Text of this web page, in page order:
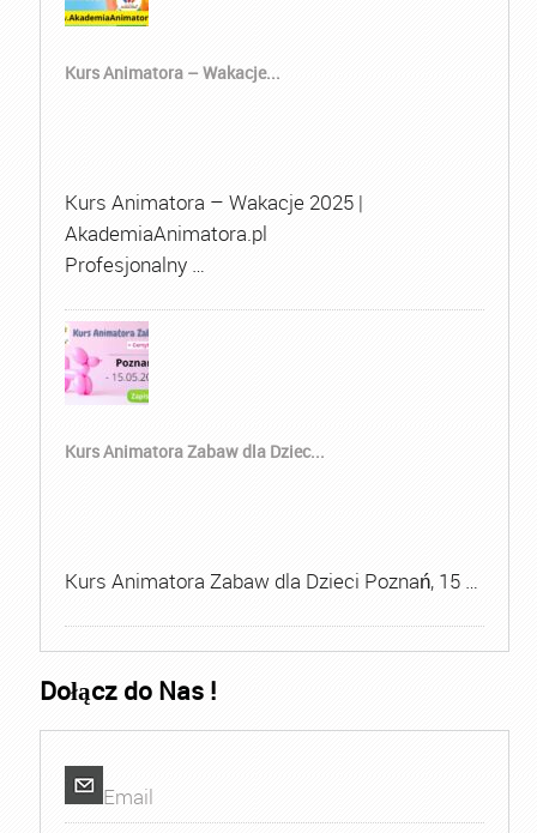
Kurs Animatora – Wakacje...
Kurs Animatora – Wakacje 2025 |
AkademiaAnimatora.pl
Profesjonalny …
Kurs Animatora Zabaw dla Dziec...
Kurs Animatora Zabaw dla Dzieci Poznań, 15 …
Dołącz do Nas !
Email